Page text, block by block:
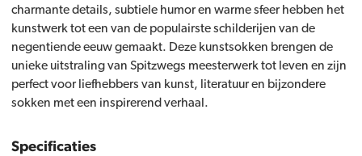
charmante details, subtiele humor en warme sfeer hebben het
kunstwerk tot een van de populairste schilderijen van de
negentiende eeuw gemaakt. Deze kunstsokken brengen de
unieke uitstraling van Spitzwegs meesterwerk tot leven en zijn
perfect voor liefhebbers van kunst, literatuur en bijzondere
sokken met een inspirerend verhaal.
Specificaties